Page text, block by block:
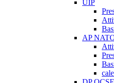
UIP
AP